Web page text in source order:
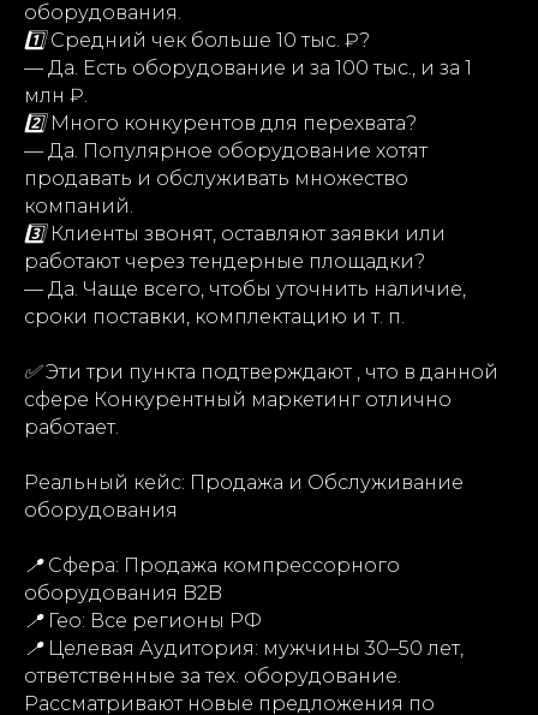
оборудования.
1️⃣Средний чек больше 10 тыс. ₽?
— Да. Есть оборудование и за 100 тыс., и за 1
млн ₽.
2️⃣Много конкурентов для перехвата?
— Да. Популярное оборудование хотят
продавать и обслуживать множество
компаний.
3️⃣Клиенты звонят, оставляют заявки или
работают через тендерные площадки?
— Да. Чаще всего, чтобы уточнить наличие,
сроки поставки, комплектацию и т. п.
✅Эти три пункта подтверждают , что в данной
сфере Конкурентный маркетинг отлично
работает.
Реальный кейс: Продажа и Обслуживание
оборудования
📍Сфера: Продажа компрессорного
оборудования B2B
📍Гео: Все регионы РФ
📍Целевая Аудитория: мужчины 30–50 лет,
ответственные за тех. оборудование.
Рассматривают новые предложения по